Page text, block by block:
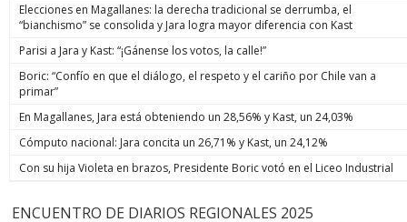
Elecciones en Magallanes: la derecha tradicional se derrumba, el
“bianchismo” se consolida y Jara logra mayor diferencia con Kast
Parisi a Jara y Kast: “¡Gánense los votos, la calle!”
Boric: “Confío en que el diálogo, el respeto y el cariño por Chile van a
primar”
En Magallanes, Jara está obteniendo un 28,56% y Kast, un 24,03%
Cómputo nacional: Jara concita un 26,71% y Kast, un 24,12%
Con su hija Violeta en brazos, Presidente Boric votó en el Liceo Industrial
ENCUENTRO DE DIARIOS REGIONALES 2025